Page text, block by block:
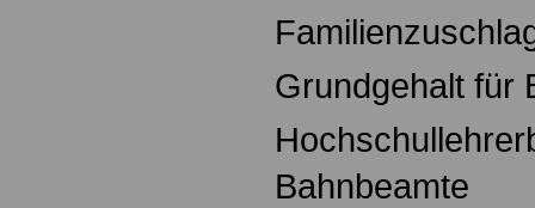
Grundgehalt für
Bahnbeamte